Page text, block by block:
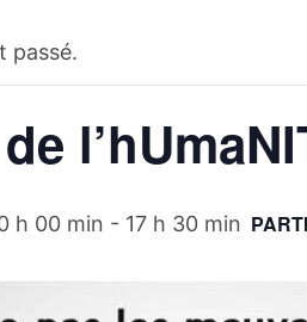
passé.
h 00 min - 17 h 30 min